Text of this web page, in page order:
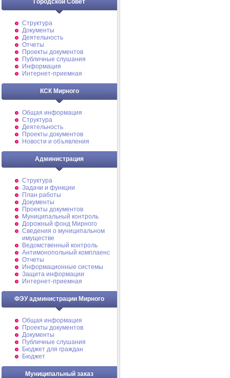
Городской Совет
Структура
Документы
Деятельность
Отчеты
Проекты документов
Публичные слушания
Информация
Интернет-приемная
КСК Мирного
Общая информация
Структура
Деятельность
Проекты документов
Новости и объявления
Администрация
Структура
Задачи и функции
План работы
Документы
Проекты документов
Муниципальный контроль
Дорожный фонд Мирного
Cведения о муниципальном
имуществе
Ведомственный контроль
Антимонопольный комплаенс
Отчеты
Информационные системы
Защита информации
Интернет-приемная
ФЭУ администрации Мирного
Общая информация
Проекты документов
Документы
Публичные слушания
Бюджет для граждан
Бюджет
Муниципальный заказ